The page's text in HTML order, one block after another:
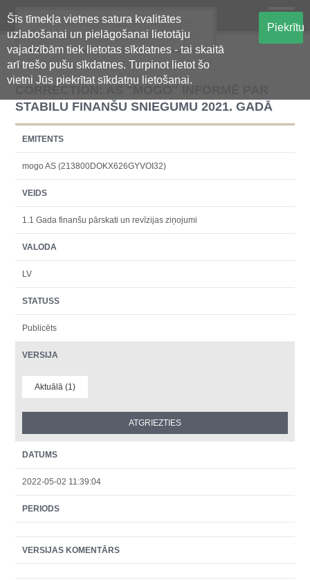
Šīs tīmekļa vietnes satura kvalitātes
uzlabošanai un pielāgošanai lietotāju
vajadzībām tiek lietotas sīkdatnes - tai skaitā
arī trešo pušu sīkdatnes. Turpinot lietot šo
vietni Jūs piekrītat sīkdatņu lietošanai.
Piekrītu
Oficiālā regulētās informācijas
centralizētā glabāšanas sistēma
CORRECTION: AS "MOGO" INFORMĒ PAR
STABILU FINANŠU SNIEGUMU 2021. GADĀ
EMITENTS
mogo AS (213800DOKX626GYVOI32)
VEIDS
1.1 Gada finanšu pārskati un revīzijas ziņojumi
VALODA
LV
STATUSS
Publicēts
VERSIJA
Aktuālā (1)
DATUMS
2022-05-02 11:39:04
PERIODS
VERSIJAS KOMENTĀRS